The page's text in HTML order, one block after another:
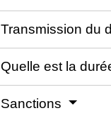
Transmission du
Quelle est la
Sanctions